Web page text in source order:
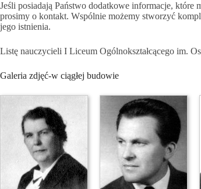
Jeśli posiadają Państwo dodatkowe informacje, które
prosimy o kontakt. Wspólnie możemy stworzyć
jego istnienia.
Listę nauczycieli I Liceum Ogólnokształcącego im.
Galeria zdjęć-w ciągłej budowie